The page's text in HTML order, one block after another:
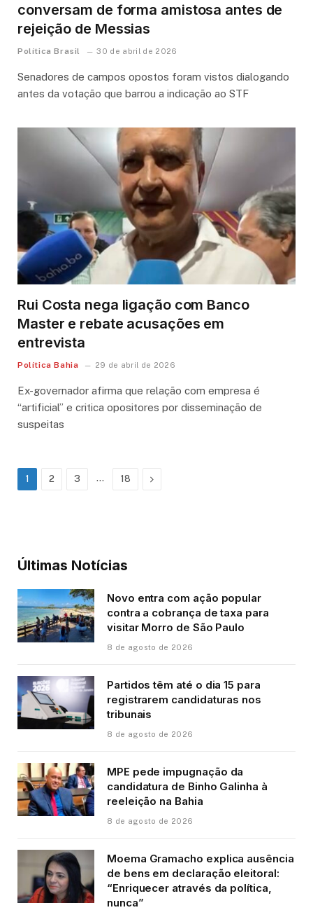
conversam de forma amistosa antes de
rejeição de Messias
Política Brasil 30 de abril de 2026
Senadores de campos opostos foram vistos dialogando
antes da votação que barrou a indicação ao STF
Rui Costa nega ligação com Banco
Master e rebate acusações em
entrevista
Política Bahia 29 de abril de 2026
Ex-governador afirma que relação com empresa é
“artificial” e critica opositores por disseminação de
suspeitas
1 2 3 … 18 Next
Últimas Notícias
Novo entra com ação popular
contra a cobrança de taxa para
visitar Morro de São Paulo
8 de agosto de 2026
Partidos têm até o dia 15 para
registrarem candidaturas nos
tribunais
8 de agosto de 2026
MPE pede impugnação da
candidatura de Binho Galinha à
reeleição na Bahia
8 de agosto de 2026
Moema Gramacho explica ausência
de bens em declaração eleitoral:
“Enriquecer através da política,
nunca”